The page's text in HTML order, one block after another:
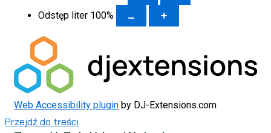
Odstęp liter 100%
Web Accessibility plugin by DJ-Extensions.com
Przejdź do treści